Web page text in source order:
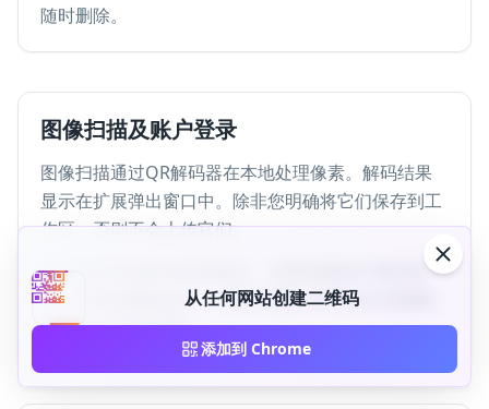
随时删除。
图像扫描及账户登录
图像扫描通过QR解码器在本地处理像素。解码结果
显示在扩展弹出窗口中。除非您明确将它们保存到工
作区，否则不会上传它们。
帐户登录使用标准身份验证。令牌存储在扩展存储
中。注销会删除会话。云同步遵循 QR-Build 的隐私
政策和 GDPR 承诺。
从任何网站创建二维码
添加到 Chrome